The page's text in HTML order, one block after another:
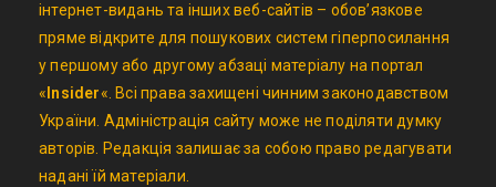
інтернет-видань та інших веб-сайтів – обов’язкове
пряме відкрите для пошукових систем гіперпосилання
у першому або другому абзаці матеріалу на портал
« Insider«. Всі права захищені чинним законодавством
України. Адміністрація сайту може не поділяти думку
авторів. Редакція залишає за собою право редагувати
надані їй матеріали.